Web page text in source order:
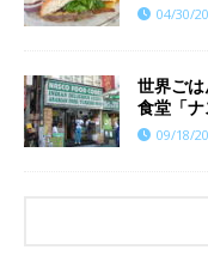
04/30/
世界ご
食堂「ナ
09/18/